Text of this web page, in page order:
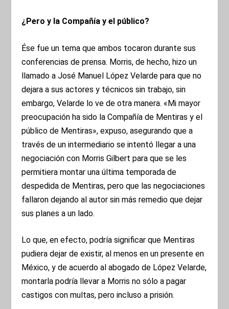
¿Pero y la Compañía y el público?
Ése fue un tema que ambos tocaron durante sus
conferencias de prensa. Morris, de hecho, hizo un
llamado a José Manuel López Velarde para que no
dejara a sus actores y técnicos sin trabajo, sin
embargo, Velarde lo ve de otra manera. «Mi mayor
preocupación ha sido la Compañía de Mentiras y el
público de Mentiras», expuso, asegurando que a
través de un intermediario se intentó llegar a una
negociación con Morris Gilbert para que se les
permitiera montar una última temporada de
despedida de Mentiras, pero que las negociaciones
fallaron dejando al autor sin más remedio que dejar
sus planes a un lado.
Lo que, en efecto, podría significar que Mentiras
pudiera dejar de existir, al menos en un presente en
México, y de acuerdo al abogado de López Velarde,
montarla podría llevar a Morris no sólo a pagar
castigos con multas, pero incluso a prisión.